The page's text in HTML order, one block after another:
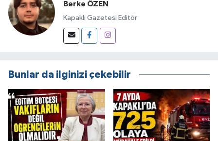
Berke ÖZEN
Kapaklı Gazetesi Editör
Bunlar da ilginizi çekebilir